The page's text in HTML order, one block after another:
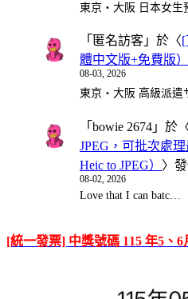
東京・大阪 日本女生
「 匿名訪客 」於〈[
體中文版+免費版）
08-03, 2026
東京・大阪 高級派
「 bowie 2674 」於
JPEG，可批次處
Heic to JPEG） 〉
08-02, 2026
Love that I can batc…
[統一發票] 中獎號碼 115 年5、6